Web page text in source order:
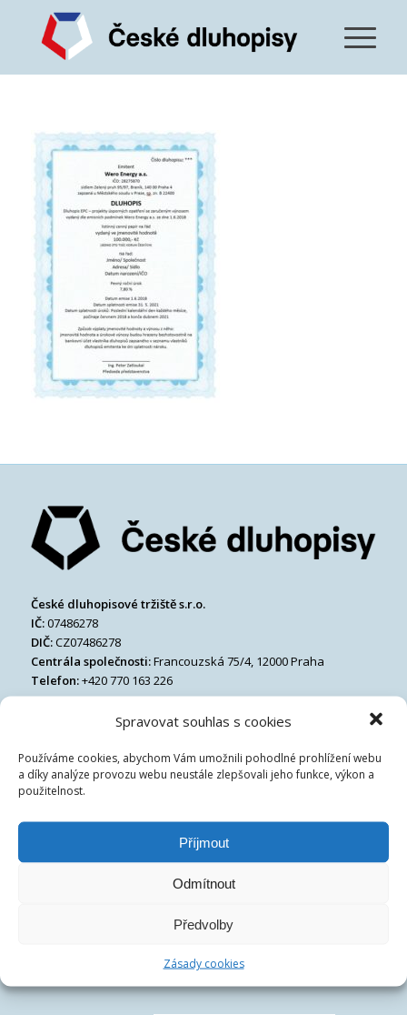
Spravovat souhlas s cookies
Používáme cookies, abychom Vám umožnili pohodlné prohlížení webu
a díky analýze provozu webu neustále zlepšovali jeho funkce, výkon a
použitelnost.
Příjmout
Odmítnout
Předvolby
Zásady cookies
České dluhopisové tržiště s.r.o.
IČ:07486278
DIČ:CZ07486278
Centrála společnosti:Francouzská 75/4, 12000 Praha
Telefon:+420 770 163 226